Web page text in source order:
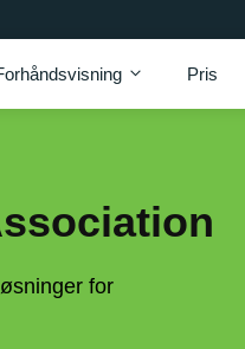
Pris
for